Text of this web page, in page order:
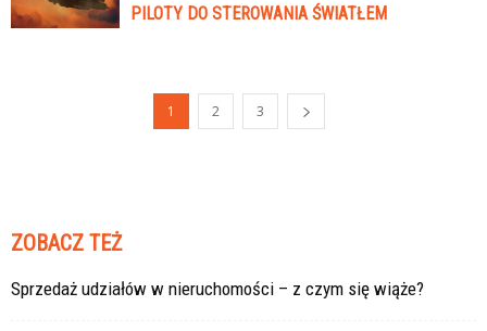
PILOTY DO STEROWANIA ŚWIATŁEM
1 2 3
ZOBACZ TEŻ
Sprzedaż udziałów w nieruchomości – z czym się wiąże?